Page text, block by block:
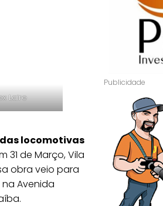
Laire
locomotivas
31 de Março, Vila
obra veio para
Avenida